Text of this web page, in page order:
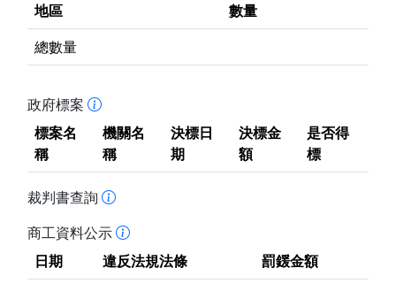
地區
數量
總數量
政府標案
標案名
稱
機關名
稱
決標日
期
決標金
額
是否得
標
裁判書查詢
商工資料公示
日期
違反法規法條 罰鍰金額